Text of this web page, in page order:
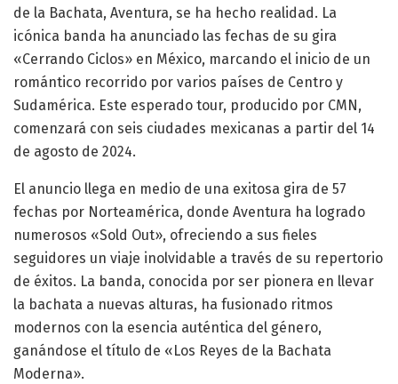
de la Bachata, Aventura, se ha hecho realidad. La
icónica banda ha anunciado las fechas de su gira
«Cerrando Ciclos» en México, marcando el inicio de un
romántico recorrido por varios países de Centro y
Sudamérica. Este esperado tour, producido por CMN,
comenzará con seis ciudades mexicanas a partir del 14
de agosto de 2024.
El anuncio llega en medio de una exitosa gira de 57
fechas por Norteamérica, donde Aventura ha logrado
numerosos «Sold Out», ofreciendo a sus fieles
seguidores un viaje inolvidable a través de su repertorio
de éxitos. La banda, conocida por ser pionera en llevar
la bachata a nuevas alturas, ha fusionado ritmos
modernos con la esencia auténtica del género,
ganándose el título de «Los Reyes de la Bachata
Moderna».